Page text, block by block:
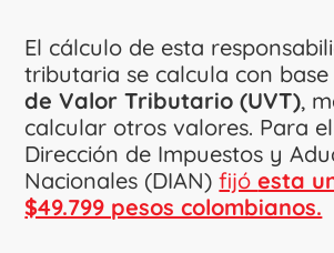
El cálculo de esta
tributaria se calcula con base
de Valor Tributario (UVT),
calcular otros valores. Para
Dirección de Impuestos y
Nacionales (DIAN)fijóesta
$49.799 pesos colombianos.